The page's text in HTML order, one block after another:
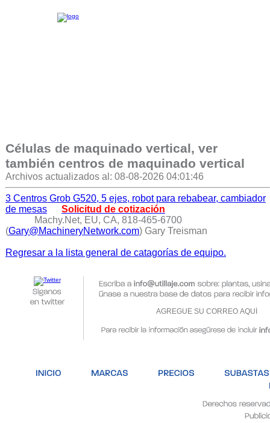
Células de maquinado vertical, ver
también centros de maquinado vertical
Archivos actualizados al: 08-08-2026 04:01:46
3 Centros Grob G520, 5 ejes, robot para rebabear, cambiador
de mesas
Solicitud de cotización
Machy.Net, EU, CA, 818-465-6700
(Gary@MachineryNetwork.com) Gary Treisman
Regresar a la lista general de catagorías de equipo.